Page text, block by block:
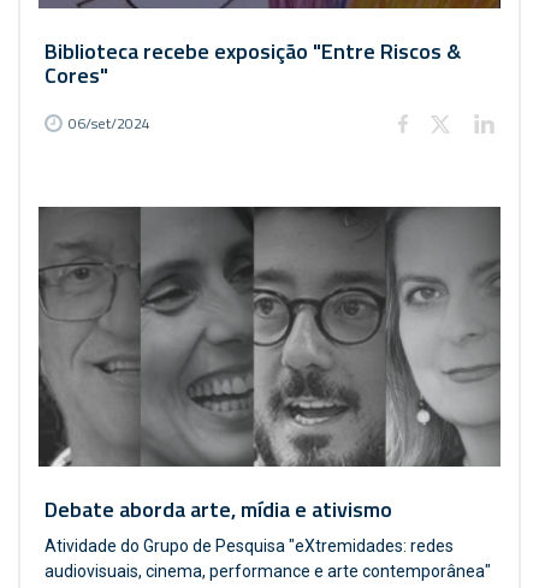
Biblioteca recebe exposição "Entre Riscos &
Cores"
06/set/2024
Debate aborda arte, mídia e ativismo
Atividade do Grupo de Pesquisa "eXtremidades: redes
audiovisuais, cinema, performance e arte contemporânea"